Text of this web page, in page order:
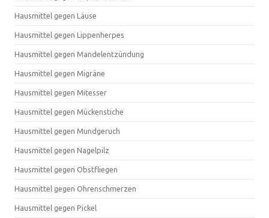
Hausmittel gegen Läuse
Hausmittel gegen Lippenherpes
Hausmittel gegen Mandelentzündung
Hausmittel gegen Migräne
Hausmittel gegen Mitesser
Hausmittel gegen Mückenstiche
Hausmittel gegen Mundgeruch
Hausmittel gegen Nagelpilz
Hausmittel gegen Obstfliegen
Hausmittel gegen Ohrenschmerzen
Hausmittel gegen Pickel